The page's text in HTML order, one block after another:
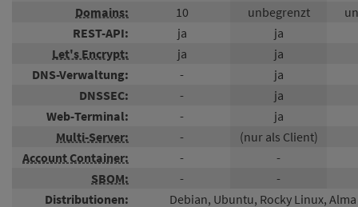
Domains:
10 unbegrenzt
REST-API:
ja
ja
Let's Encrypt:
ja
ja
DNS-Verwaltung:
-
ja
DNSSEC:
-
ja
Web-Terminal:
-
ja
Multi-Server:
-
(nur als Client)
Account Container:
-
-
SBOM:
-
-
Distributionen:
Debian, Ubuntu, Rocky Linux,